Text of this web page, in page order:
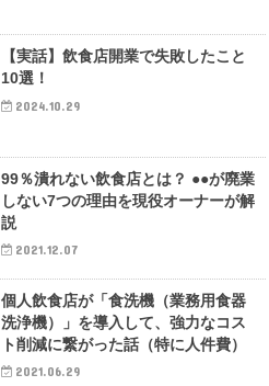
【実話】飲食店開業で失敗したこと
10選！
2024.10.29
99％潰れない飲食店とは？ ●●が廃業
しない7つの理由を現役オーナーが解
説
2021.12.07
個人飲食店が「食洗機（業務用食器
洗浄機）」を導入して、強力なコス
ト削減に繋がった話（特に人件費）
2021.06.29